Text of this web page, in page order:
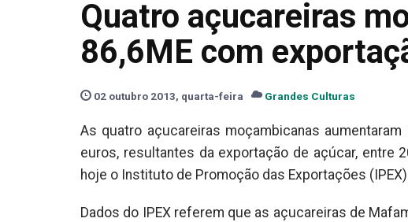
Quatro açucareiras
86,6ME com
02 outubro 2013, quarta-feira Grandes Culturas
As quatro açucareiras moçambicanas
euros, resultantes da exportação de açúcar, entre
hoje o Instituto de Promoção das Exportações
Dados do IPEX referem que as açucareiras de